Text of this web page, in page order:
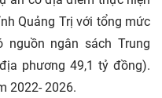
Quảng Trị với tổng mức
ngân sách Trung
phương 49,1 tỷ đồng).
2022- 2026.